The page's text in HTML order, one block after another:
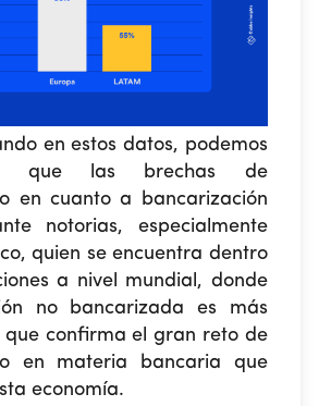
en estos datos, podemos
que las brechas de
en cuanto a bancarización
notorias, especialmente
quien se encuentra dentro
a nivel mundial, donde
no bancarizada es más
que confirma el gran reto de
en materia bancaria que
economía.